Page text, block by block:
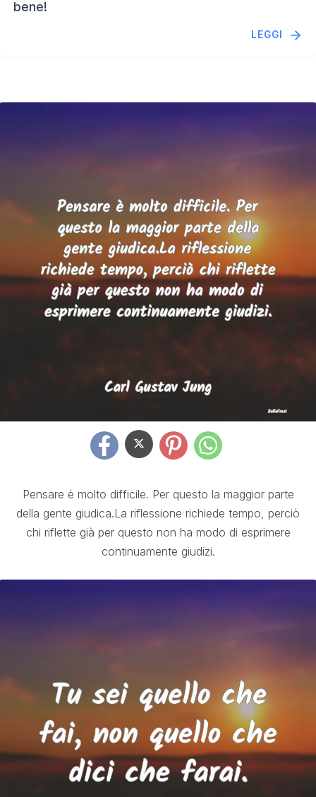
bene!
LEGGI
Pensare è molto difficile. Per questo la maggior parte
della gente giudica.La riflessione richiede tempo, perciò
chi riflette già per questo non ha modo di esprimere
continuamente giudizi.